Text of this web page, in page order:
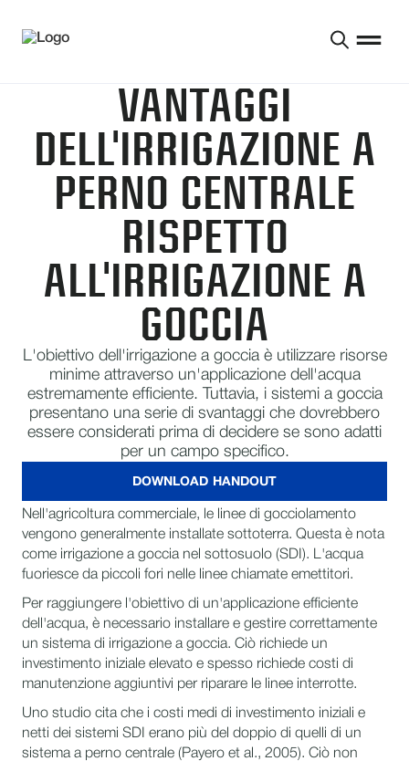
VANTAGGI
DELL'IRRIGAZIONE A
PERNO CENTRALE
RISPETTO
ALL'IRRIGAZIONE A
GOCCIA
L'obiettivo dell'irrigazione a goccia è utilizzare risorse
minime attraverso un'applicazione dell'acqua
estremamente efficiente. Tuttavia, i sistemi a goccia
presentano una serie di svantaggi che dovrebbero
essere considerati prima di decidere se sono adatti
per un campo specifico.
DOWNLOAD HANDOUT
Nell'agricoltura commerciale, le linee di gocciolamento
vengono generalmente installate sottoterra. Questa è nota
come irrigazione a goccia nel sottosuolo (SDI). L'acqua
fuoriesce da piccoli fori nelle linee chiamate emettitori.
Per raggiungere l'obiettivo di un'applicazione efficiente
dell'acqua, è necessario installare e gestire correttamente
un sistema di irrigazione a goccia. Ciò richiede un
investimento iniziale elevato e spesso richiede costi di
manutenzione aggiuntivi per riparare le linee interrotte.
Uno studio cita che i costi medi di investimento iniziali e
netti dei sistemi SDI erano più del doppio di quelli di un
sistema a perno centrale (Payero et al., 2005). Ciò non